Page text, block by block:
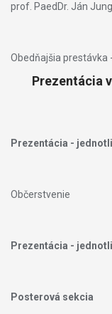
prof. PaedDr. Ján
Obedňajšia prestávka
Prezentácia
Prezentácia -
Občerstvenie
Prezentácia -
Posterová sekcia